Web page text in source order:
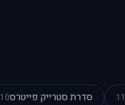
11 סדרת סטרייק פייטרס10